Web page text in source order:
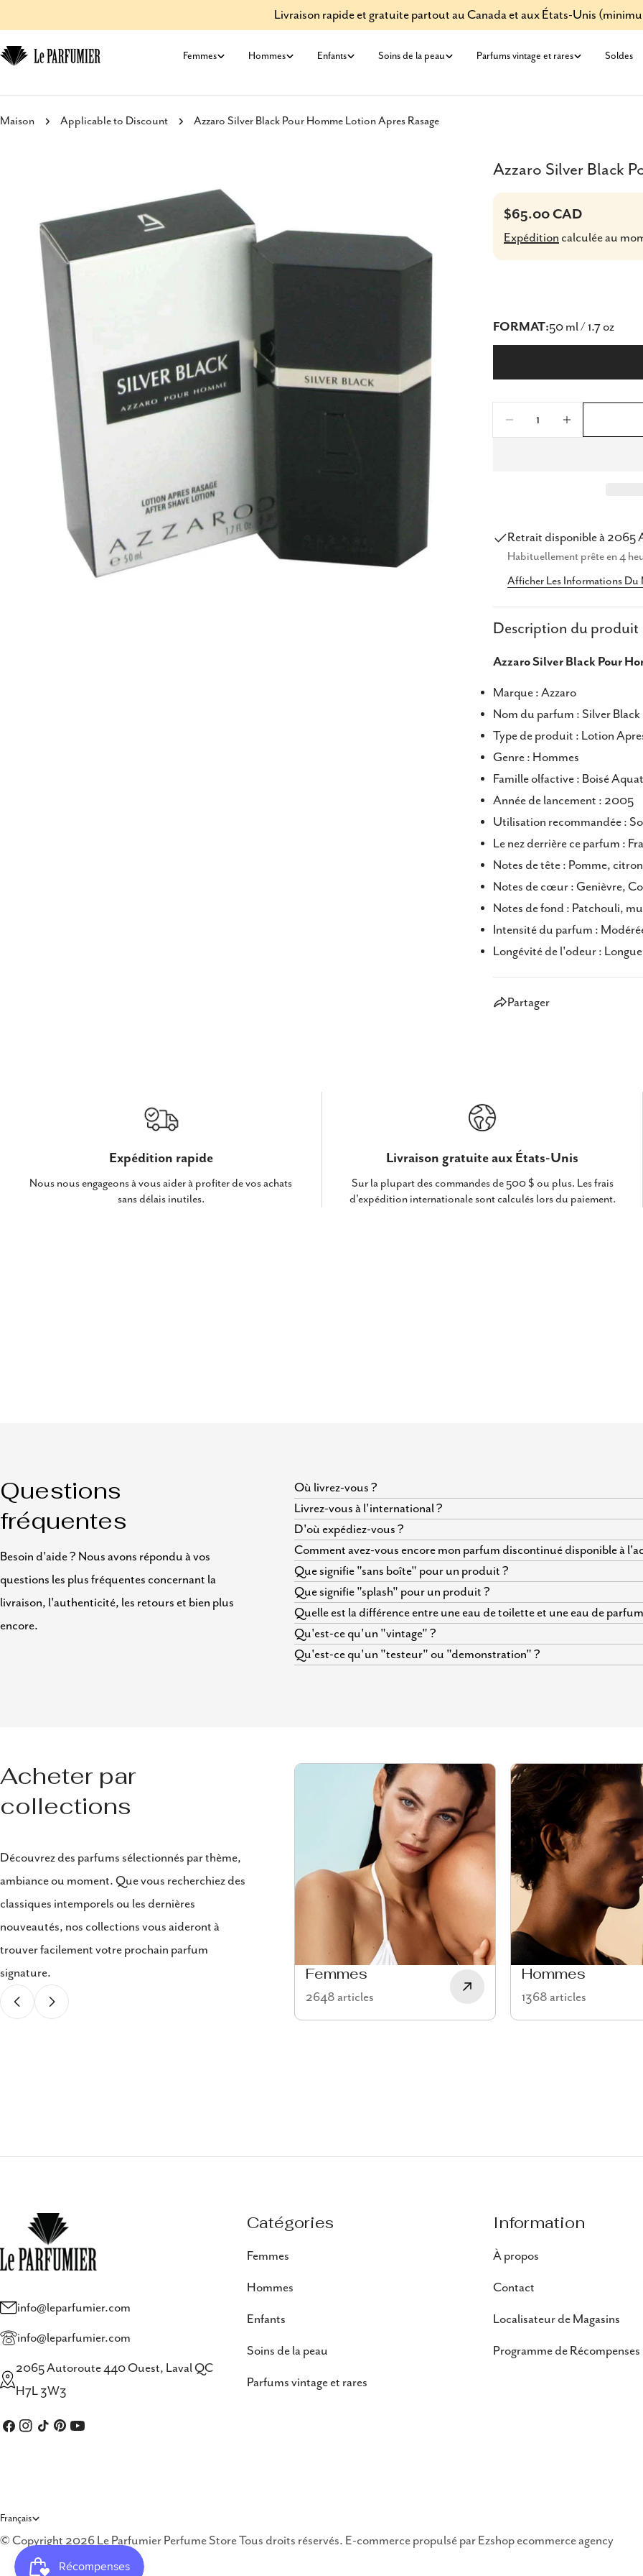
au
contenu
Livraison rapide et gratuite partout au Canada et aux États-Unis
Femmes Hommes Enfants Soins de la peau Parfums vintage et rares Soldes
Maison Applicable to Discount Azzaro Silver Black Pour Homme Lotion Apres Rasage
le média 0 en mode modal
Azzaro Silver Black
Prix
habituel
$65.00 CAD
Expédition calculée au
FORMAT:50 ml / 1.7 oz
Quantité
Retrait disponible à 2065
Habituellement prête en 4
Afficher Les Informations Du
Description du produit
Azzaro Silver Black Pour
Marque : Azzaro
Nom du parfum : Silver Black
Type de produit : Lotion
Genre : Hommes
Famille olfactive : Boisé
Année de lancement : 2005
Utilisation recommandée :
Le nez derrière ce parfum :
Notes de tête : Pomme,
Notes de cœur : Genièvre,
Notes de fond : Patchouli,
Intensité du parfum :
Longévité de l'odeur :
Partager
sur
Expédition rapide
Nous nous engageons à vous aider à profiter de vos achats
sans délais inutiles.
Livraison gratuite aux États-Unis
Sur la plupart des commandes de 500 $ ou plus. Les frais
d'expédition internationale sont calculés lors du paiement.
Questions
fréquentes
Besoin d'aide ? Nous avons répondu à vos
questions les plus fréquentes concernant la
livraison, l'authenticité, les retours et bien plus
encore.
Où livrez-vous ?
Livrez-vous à l'international ?
D'où expédiez-vous ?
Comment avez-vous encore mon parfum discontinué disponible à
Que signifie "sans boîte" pour un produit ?
Que signifie "splash" pour un produit ?
Quelle est la différence entre une eau de toilette et une eau de
Qu'est-ce qu'un "vintage" ?
Qu'est-ce qu'un "testeur" ou "demonstration" ?
Acheter par
collections
Découvrez des parfums sélectionnés par thème,
ambiance ou moment. Que vous recherchiez des
classiques intemporels ou les dernières
nouveautés, nos collections vous aideront à
trouver facilement votre prochain parfum
signature.
Femmes
2648 articles
Hommes
1368 articles
info@leparfumier.com
info@leparfumier.com
2065 Autoroute 440 Ouest, Laval QC
H7L 3W3
Facebook
Instagram
TIC Pinterest
Youtube
Catégories
Femmes
Hommes
Enfants
Soins de la peau
Parfums vintage et rares
Information
À propos
Contact
Localisateur de Magasins
Programme de Récompenses
L
a
Français
© Copyright 2026 Le Parfumier Perfume Store Tous droits réservés. E-commerce propulsé par Ezshop ecommerce agency